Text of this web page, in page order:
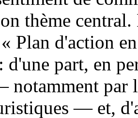
thème
Plan d'action
d'une part, en
notamment par
— et,